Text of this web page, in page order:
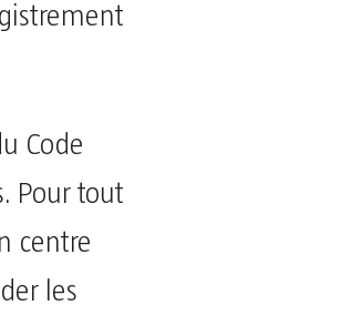
Code
Pour tout
centre
les